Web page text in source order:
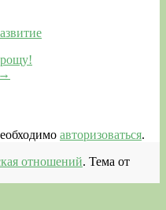
→
авторизоваться.
отношений. Тема от